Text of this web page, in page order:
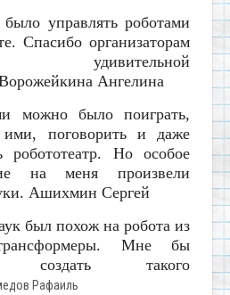
управлять роботами
Спасибо организаторам
Ангелина
можно было поиграть,
ими, поговорить и даже
робототеатр. Но особое
на меня произвели
Ашихмин Сергей
был похож на робота из
Мне бы
создать такого
Рафаиль